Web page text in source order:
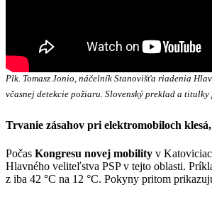
Plk. Tomasz Jonio, náčelník Stanovišťa riadenia
včasnej detekcie požiaru. Slovenský preklad a titulky
Trvanie zásahov pri elektromobiloch
Počas Kongresu novej mobility v
Hlavného veliteľstva PSP v tejto oblasti.
z iba 42 °C na 12 °C. Pokyny pritom